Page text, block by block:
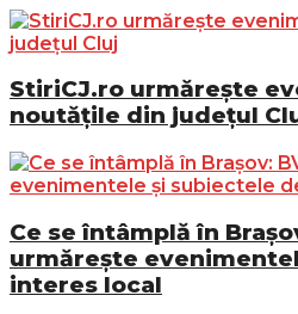
StiriCJ.ro urmărește
noutățile din județul
Ce se întâmplă în
urmărește
interes local